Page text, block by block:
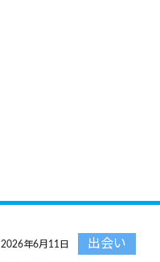
2026年6月11日 出会い